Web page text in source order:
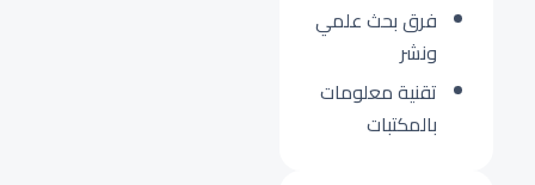
فرق بحث علمي
ونشر
تقنية معلومات
بالمكتبات